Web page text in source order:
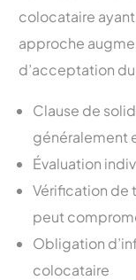
colocataire
approche
d’acceptation
Clause de
généralement
Évaluation
Vérification de
peut
Obligation
colocataire